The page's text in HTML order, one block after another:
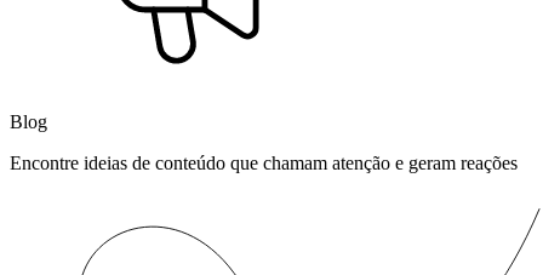
Blog
Encontre ideias de conteúdo que chamam atenção e geram reações